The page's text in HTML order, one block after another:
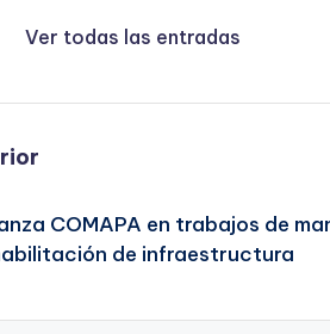
Ver todas las entradas
COMAPA en trabajos de
de infraestructura